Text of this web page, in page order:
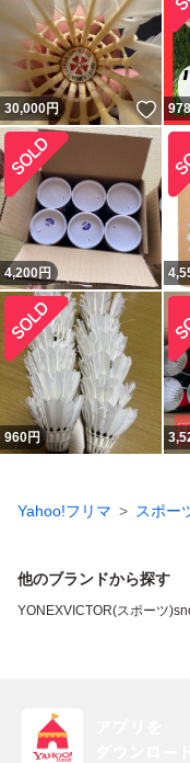
30,000円 い978
4,200円
960円
Yahoo!フリマ スポー
他のブランドから探す
YONEXVICTOR(スポーツ)